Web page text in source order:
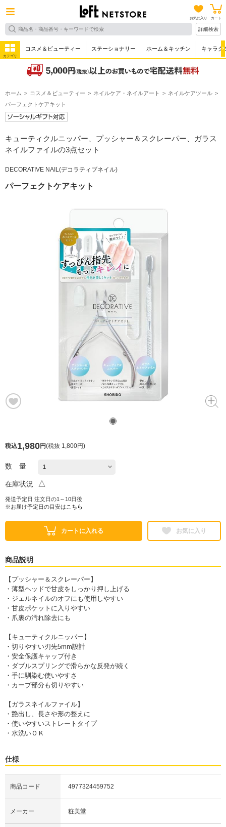
お気に入り カート
詳細検索
カテゴリ
コスメ＆ビューティー ステーショナリー ホーム＆キッチン キャラク
ホーム コスメ＆ビューティー ネイルケア・ネイルアート
ネイルケアツール
パーフェクトケアキット
キューティクルニッパー、プッシャー＆スクレーパー、ガラス
ネイルファイルの3点セット
DECORATIVE NAIL(デコラティブネイル)
パーフェクトケアキット
税込1,980円(税抜 1,800円)
数 量
在庫状況 △
発送予定日 注文日の1～10日後
※お届け予定日の目安は こちら
カートに入れる お気に入り
商品説明
【プッシャー＆スクレーパー】
・薄型ヘッドで甘皮をしっかり押し上げる
・ジェルネイルのオフにも使用しやすい
・甘皮ポケットに入りやすい
・爪裏の汚れ除去にも
【キューティクルニッパー】
・切りやすい刃先5mm設計
・安全保護キャップ付き
・ダブルスプリングで滑らかな反発が続く
・手に馴染む使いやすさ
・カーブ部分も切りやすい
【ガラスネイルファイル】
・艶出し、長さや形の整えに
・使いやすいストレートタイプ
・水洗いＯＫ
仕様
商品コード 4977324459752
メーカー 粧美堂